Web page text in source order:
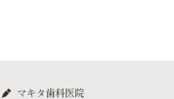
マキタ歯科医院